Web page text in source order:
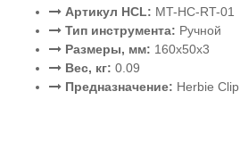
Артикул HCL: MT-HC-RT-01
Тип инструмента: Ручной
Размеры, мм: 160x50x3
Вес, кг: 0.09
Предназначение: Herbie Clip